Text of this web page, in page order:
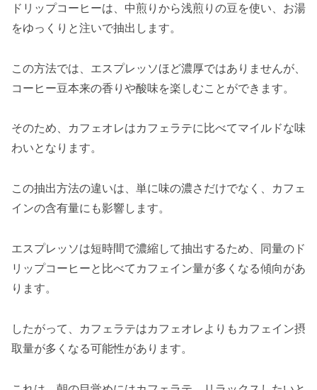
ドリップコーヒーは、中煎りから浅煎りの豆を使い、お湯
をゆっくりと注いで抽出します。
この方法では、エスプレッソほど濃厚ではありませんが、
コーヒー豆本来の香りや酸味を楽しむことができます。
そのため、カフェオレはカフェラテに比べてマイルドな味
わいとなります。
この抽出方法の違いは、単に味の濃さだけでなく、カフェ
インの含有量にも影響します。
エスプレッソは短時間で濃縮して抽出するため、同量のド
リップコーヒーと比べてカフェイン量が多くなる傾向があ
ります。
したがって、カフェラテはカフェオレよりもカフェイン摂
取量が多くなる可能性があります。